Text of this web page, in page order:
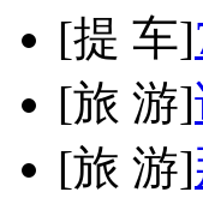
[提 车]
[旅 游]
[旅 游]